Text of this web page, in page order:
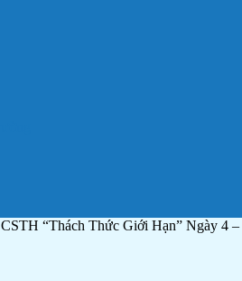
CSTH “Thách Thức Giới Hạn” Ngày 4